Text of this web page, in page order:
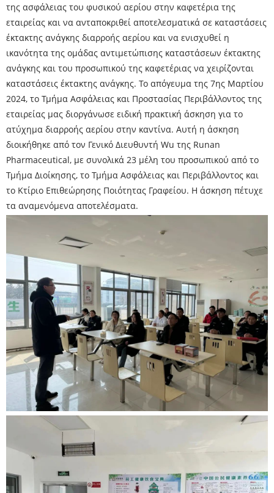
της ασφάλειας του φυσικού αερίου στην καφετέρια της
εταιρείας και να ανταποκριθεί αποτελεσματικά σε καταστάσεις
έκτακτης ανάγκης διαρροής αερίου και να ενισχυθεί η
ικανότητα της ομάδας αντιμετώπισης καταστάσεων έκτακτης
ανάγκης και του προσωπικού της καφετέριας να χειρίζονται
καταστάσεις έκτακτης ανάγκης. Το απόγευμα της 7ης Μαρτίου
2024, το Τμήμα Ασφάλειας και Προστασίας Περιβάλλοντος της
εταιρείας μας διοργάνωσε ειδική πρακτική άσκηση για το
ατύχημα διαρροής αερίου στην καντίνα. Αυτή η άσκηση
διοικήθηκε από τον Γενικό Διευθυντή Wu της Runan
Pharmaceutical, με συνολικά 23 μέλη του προσωπικού από το
Τμήμα Διοίκησης, το Τμήμα Ασφάλειας και Περιβάλλοντος και
το Κτίριο Επιθεώρησης Ποιότητας Γραφείου. Η άσκηση πέτυχε
τα αναμενόμενα αποτελέσματα.